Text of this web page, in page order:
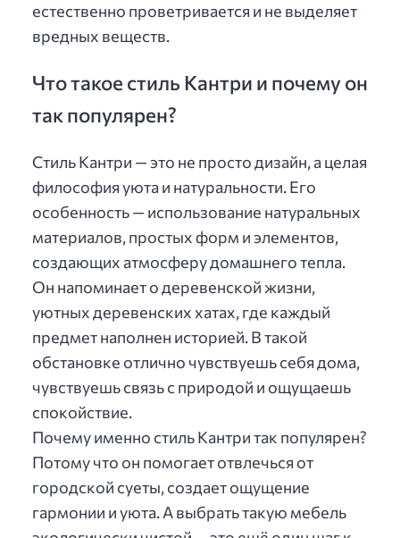
естественно проветривается и не выделяет
вредных веществ.
Что такое стиль Кантри и почему он
так популярен?
Стиль Кантри — это не просто дизайн, а целая
философия уюта и натуральности. Его
особенность — использование натуральных
материалов, простых форм и элементов,
создающих атмосферу домашнего тепла.
Он напоминает о деревенской жизни,
уютных деревенских хатах, где каждый
предмет наполнен историей. В такой
обстановке отлично чувствуешь себя дома,
чувствуешь связь с природой и ощущаешь
спокойствие.
Почему именно стиль Кантри так популярен?
Потому что он помогает отвлечься от
городской суеты, создает ощущение
гармонии и уюта. А выбрать такую мебель